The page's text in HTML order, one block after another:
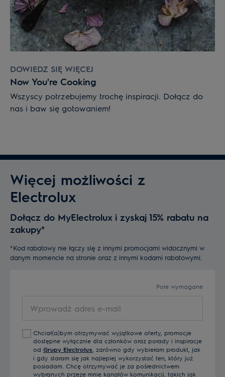
DOWIEDZ SIĘ WIĘCEJ
Now You're Cooking
Wszyscy potrzebujemy trochę inspiracji. Dołącz do
nas i baw się gotowaniem!
Więcej możliwości z
Electrolux
Dołącz do MyElectrolux i zyskaj 15% rabatu na
zakupy*
*Kod rabatowy nie łączy się z innymi promocjami widocznymi w
danym momencie na stronie oraz z innymi kodami rabatowymi.
Pole wymagane
adres
mailChciał(a)bym otrzymywać wyjątkowe oferty, promocje
dostępne wyłącznie dla członków oraz porady i inspiracje
od Grupy Electrolux , zarówno gdy wybieram produkt, jak
i gdy staram się jak najlepiej wykorzystać ten, który już
posiadam. Chcę otrzymywać je za pośrednictwem
wybranych przeze mnie kanałów komunikacji, takich jak